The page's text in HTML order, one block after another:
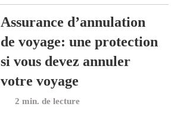
Assurance d’annulation
de voyage: une protection
si vous devez annuler
votre voyage
min. de lecture